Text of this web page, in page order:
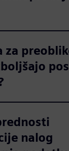
za
nalog